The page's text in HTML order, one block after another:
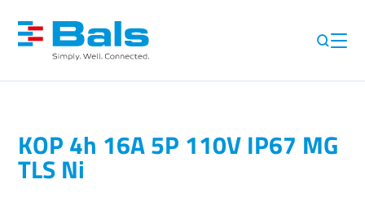
KOP 4h 16A 5P 110V IP67 MG
TLS Ni